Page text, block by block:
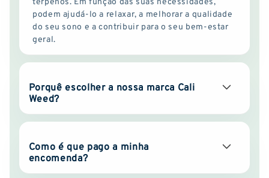
podem ajudá-lo a relaxar, a melhorar a qualidade
do seu sono e a contribuir para o seu bem-estar
geral.
Porquê escolher a nossa marca Cali
Weed?
Como é que pago a minha
encomenda?